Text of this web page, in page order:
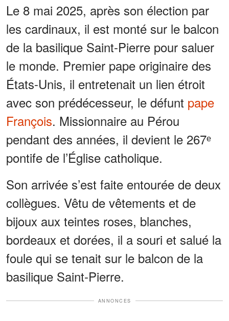
Le 8 mai 2025, après son élection par
les cardinaux, il est monté sur le balcon
de la basilique Saint-Pierre pour saluer
le monde. Premier pape originaire des
États-Unis, il entretenait un lien étroit
avec son prédécesseur, le défunt pape
François. Missionnaire au Pérou
pendant des années, il devient le 267ᵉ
pontife de l’Église catholique.
Son arrivée s’est faite entourée de deux
collègues. Vêtu de vêtements et de
bijoux aux teintes roses, blanches,
bordeaux et dorées, il a souri et salué la
foule qui se tenait sur le balcon de la
basilique Saint-Pierre.
ANNONCES